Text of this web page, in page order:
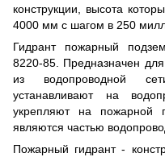
конструкции, высота
4000 мм с шагом в 250
Гидрант пожарный
8220-85. Предназначен
из водопроводной
устанавливают на
укрепляют на пожарной
являются частью
Пожарный гидрант -